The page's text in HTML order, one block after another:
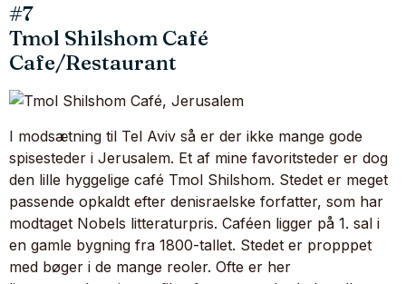
#7
Tmol Shilshom Café
Cafe/Restaurant
I modsætning til Tel Aviv så er der ikke mange gode
spisesteder i Jerusalem. Et af mine favoritsteder er dog
den lille hyggelige café Tmol Shilshom. Stedet er meget
passende opkaldt efter denisraelske forfatter, som har
modtaget Nobels litteraturpris. Caféen ligger på 1. sal i
en gamle bygning fra 1800-tallet. Stedet er propppet
med bøger i de mange reoler. Ofte er her